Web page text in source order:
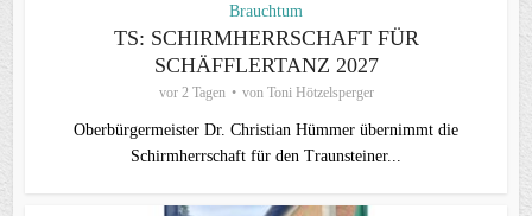
Brauchtum
TS: SCHIRMHERRSCHAFT FÜR
SCHÄFFLERTANZ 2027
vor 2 Tagen von Toni Hötzelsperger
Oberbürgermeister Dr. Christian Hümmer übernimmt die
Schirmherrschaft für den Traunsteiner...